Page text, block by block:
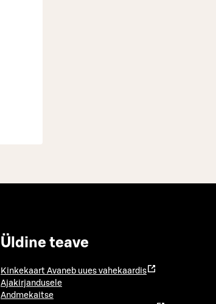
Üldine teave
Kinkekaart Avaneb uues vahekaardis
Ajakirjandusele
Andmekaitse